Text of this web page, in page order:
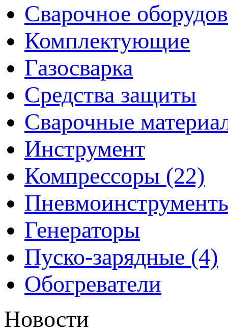
Сварочное
Комплектующие
Газосварка
Средства защиты
Сварочные
Инструмент
Компрессоры (22)
Генераторы
Пуско-зарядные (4)
Обогреватели
Новости